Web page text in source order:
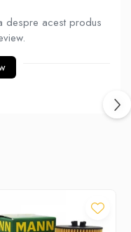
despre acest produs